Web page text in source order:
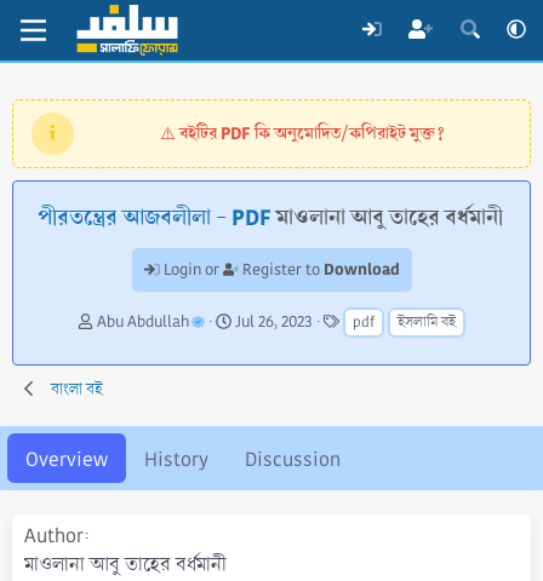
⚠️বইটির PDF কি অনুমোদিত/কপিরাইট মুক্ত?
পীরতন্ত্রের আজবলীলা - PDFমাওলানা আবু তাহের বর্ধমানী
Login or Register to Download
A
t
h
r
Abu Abdullah
C
e
i
Jul 26, 2023
T
a
g
pdf ইসলামি বই
বাংলা বই
Overview History Discussion
Author
মাওলানা আবু তাহের বর্ধমানী